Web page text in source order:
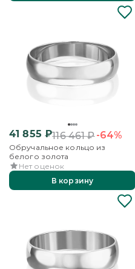
41 855 ₽116 461₽-64%
Обручальное кольцо из
белого золота
Нет оценок
В корзину